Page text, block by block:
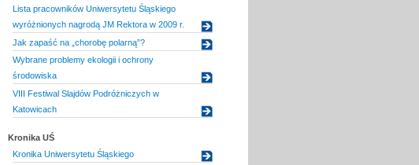
Lista pracowników Uniwersytetu Śląskiego
wyróżnionych nagrodą JM Rektora w 2009 r.
Jak zapaść na „chorobę polarną”?
Wybrane problemy ekologii i ochrony
środowiska
VIII Festiwal Slajdów Podróżniczych w
Katowicach
Kronika UŚ
Kronika Uniwersytetu Śląskiego